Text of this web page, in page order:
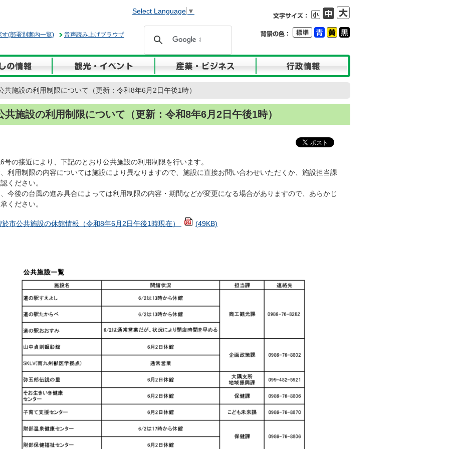
音声読み上げブラウザ
す(部署別案内一覧)
Select Language ▼
共施設の利用制限について（更新：令和8年6月2日午後1時）
共施設の利用制限について（更新：令和8年6月2日午後1時）
の接近により、下記のとおり公共施設の利用制限を行います。
用制限の内容については施設により異なりますので、施設に直接お問い合わせいただくか、施設担当課
ください。
後の台風の進み具合によっては利用制限の内容・期間などが変更になる場合がありますので、あらかじ
ください。
於市公共施設の休館情報（令和8年6月2日午後1時現在） (49KB)